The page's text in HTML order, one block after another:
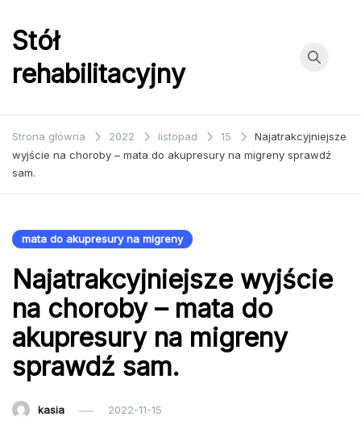
doStół
rehabilitacyjny
Strona główna 2022 listopad 15
Najatrakcyjniejsze
wyjście na choroby – mata do akupresury na migreny sprawdź
sam.
mata do akupresury na migreny
Najatrakcyjniejsze wyjście
na choroby – mata do
akupresury na migreny
sprawdź sam.
kasia 2022-11-15